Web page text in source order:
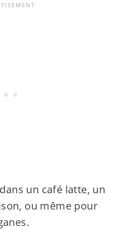
un café latte, un
ou même pour